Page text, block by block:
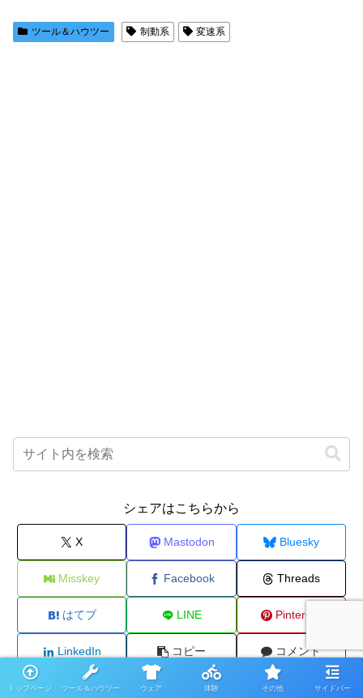
ツール＆ハウツー 制動系 変速系
シェアはこちらから
X Mastodon Bluesky
Misskey Facebook Threads
はてブ LINE Pinterest
LinkedIn コピー コメント
トップページ ツール＆ハウツー ウェア 体験 その他 サイドバー